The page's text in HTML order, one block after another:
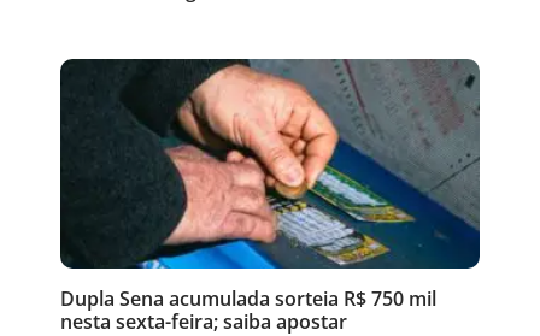
Dupla Sena acumulada sorteia R$ 750 mil
nesta sexta-feira; saiba apostar